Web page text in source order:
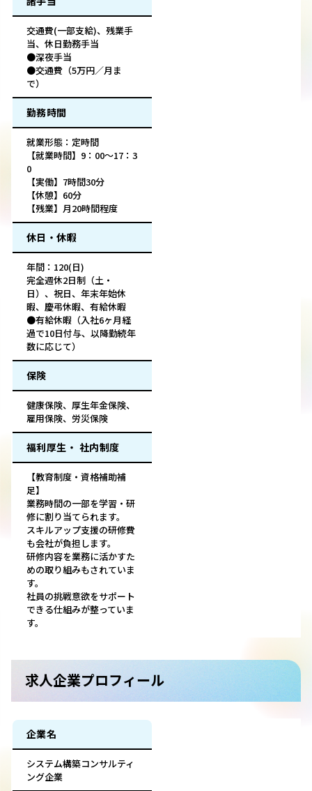
交通費(一部支給)、残業手
当、休日勤務手当
●深夜手当
●交通費（5万円／月ま
で）
勤務時間
就業形態：定時間
【就業時間】9：00～17：3
0
【実働】7時間30分
【休憩】60分
【残業】月20時間程度
休日・休暇
年間：120(日)
完全週休2日制（土・
日）、祝日、年末年始休
暇、慶弔休暇、有給休暇
●有給休暇（入社6ヶ月経
過で10日付与、以降勤続年
数に応じて）
保険
健康保険、厚生年金保険、
雇用保険、労災保険
福利厚生・ 社内制度
【教育制度・資格補助補
足】
業務時間の一部を学習・研
修に割り当てられます。
スキルアップ支援の研修費
も会社が負担します。
研修内容を業務に活かすた
めの取り組みもされていま
す。
社員の挑戦意欲をサポート
できる仕組みが整っていま
す。
求人企業プロフィール
企業名
システム構築コンサルティ
ング企業